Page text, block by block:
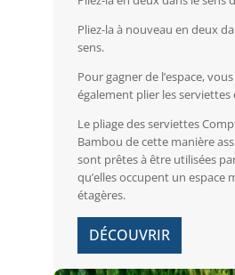
Pliez-la à nouveau en deux
sens.
Pour gagner de l’espace,
également plier les serviettes
Le pliage des serviettes
Bambou de cette manière
sont prêtes à être utilisées
qu’elles occupent un espace
étagères.
DÉCOUVRIR